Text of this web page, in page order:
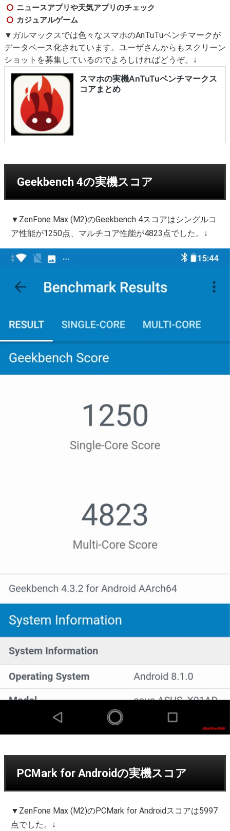
ニュースアプリや天気アプリのチェック
カジュアルゲーム
▼ガルマックスでは色々なスマホのAnTuTuベンチマークが
データベース化されています。ユーザさんからもスクリーン
ショットを募集しているのでよろしければどうぞ。↓
Geekbench 4の実機スコア
▼ZenFone Max (M2)のGeekbench 4スコアはシングルコ
ア性能が1250点、マルチコア性能が4823点でした。↓
PCMark for Androidの実機スコア
▼ZenFone Max (M2)のPCMark for Androidスコアは5997
点でした。↓